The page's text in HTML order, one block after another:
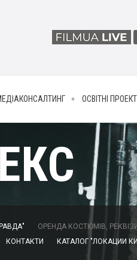
ОСВІТНІ
ОРЕНДА КОСТЮМІВ,
КОНТАКТИ КАТАЛОГ "ЛОКАЦИИ